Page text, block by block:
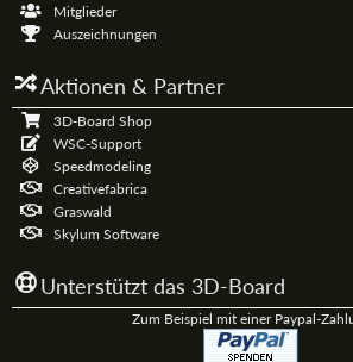
Mitglieder
Auszeichnungen
Aktionen & Partner
3D-Board Shop
WSC-Support
Speedmodeling
Creativefabrica
Graswald
Skylum Software
Unterstützt das 3D-Board
Zum Beispiel mit einer Paypal-